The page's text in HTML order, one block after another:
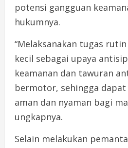
potensi gangguan
hukumnya.
“Melaksanakan tugas
kecil sebagai upaya
keamanan dan tawuran
bermotor, sehingga
aman dan nyaman bagi
ungkapnya.
Selain melakukan